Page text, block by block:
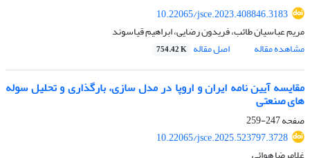
10.22065/jsce.2023.408846.3183
مریم عباسیان طائب، فریدون رضایی، ابراهیم قیاسوند
مشاهده مقاله
اصل مقاله 754.42 K
مقایسه آیین نامه ایران و اروپا در مدل سازی، بارگذاری و تحلیل سوله
های صنعتی
صفحه247-259
10.22065/jsce.2025.523797.3728